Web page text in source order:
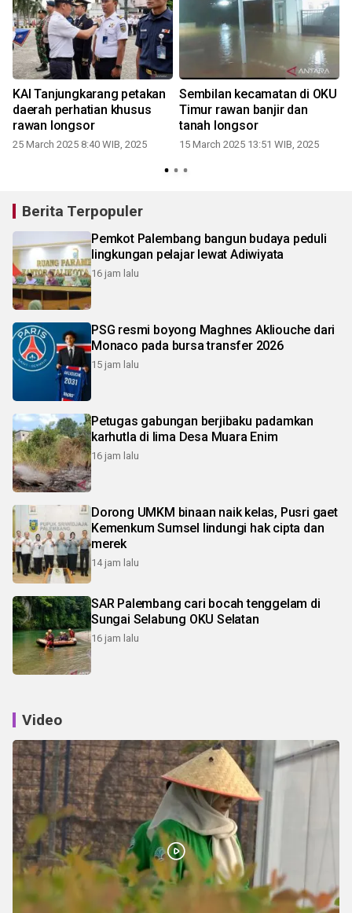
KAI Tanjungkarang petakan
daerah perhatian khusus
rawan longsor
25 March 2025 8:40 WIB, 2025
Sembilan kecamatan di OKU
Timur rawan banjir dan
tanah longsor
15 March 2025 13:51 WIB, 2025
Berita Terpopuler
Pemkot Palembang bangun budaya peduli
lingkungan pelajar lewat Adiwiyata
16 jam lalu
PSG resmi boyong Maghnes Akliouche dari
Monaco pada bursa transfer 2026
15 jam lalu
Petugas gabungan berjibaku padamkan
karhutla di lima Desa Muara Enim
16 jam lalu
Dorong UMKM binaan naik kelas, Pusri gaet
Kemenkum Sumsel lindungi hak cipta dan
merek
14 jam lalu
SAR Palembang cari bocah tenggelam di
Sungai Selabung OKU Selatan
16 jam lalu
Video